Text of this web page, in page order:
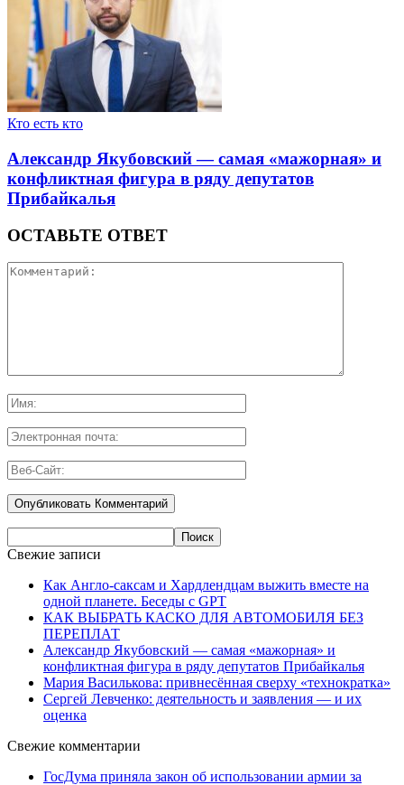
Кто есть кто
Александр Якубовский — самая «мажорная» и
конфликтная фигура в ряду депутатов
Прибайкалья
ОСТАВЬТЕ ОТВЕТ
Свежие записи
Как Англо-саксам и Хардлендцам выжить вместе на
одной планете. Беседы с GPT
КАК ВЫБРАТЬ КАСКО ДЛЯ АВТОМОБИЛЯ БЕЗ
ПЕРЕПЛАТ
Александр Якубовский — самая «мажорная» и
конфликтная фигура в ряду депутатов Прибайкалья
Мария Василькова: привнесённая сверху «технократка»
Сергей Левченко: деятельность и заявления — и их
оценка
Свежие комментарии
ГосДума приняла закон об использовании армии за